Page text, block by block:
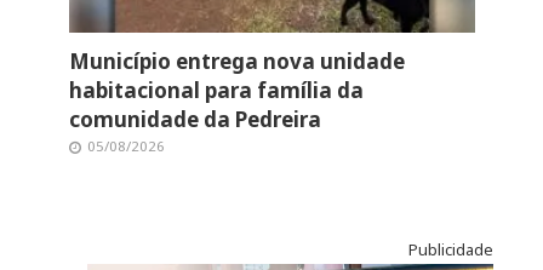
Município entrega nova unidade
habitacional para família da
comunidade da Pedreira
05/08/2026
Publicidade